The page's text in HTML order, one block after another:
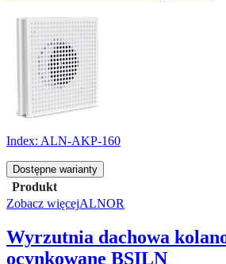
Index: ALN-AKP-160
Dostępne warianty
Produkt
Zobacz więcejALNOR
Wyrzutnia dachowa
ocynkowane BSILN